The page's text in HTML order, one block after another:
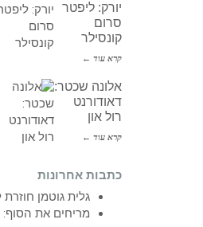
יורק: ליפטר
סרום
קונסילר
קרא עוד ←
אלונה שכטר:
דאודורנט
רול און
קרא עוד ←
כתבות אחרונות
גלית גוטמן